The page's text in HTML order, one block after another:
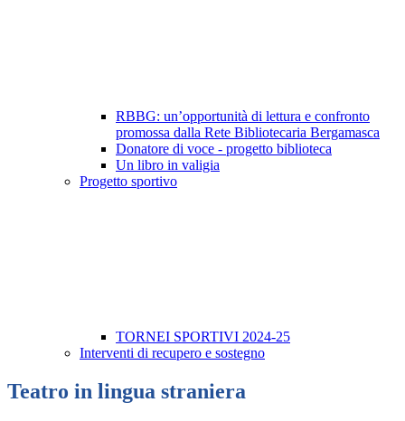
RBBG: un’opportunità di lettura e confronto
promossa dalla Rete Bibliotecaria Bergamasca
Donatore di voce - progetto biblioteca
Un libro in valigia
Progetto sportivo
TORNEI SPORTIVI 2024-25
Interventi di recupero e sostegno
Teatro in lingua straniera